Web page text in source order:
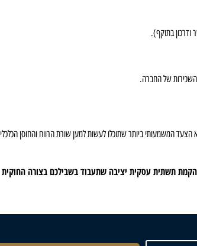
בתוקף).
השכירות של החברה.
המשמעותי ביותר שתוכלו לעשות למען שורת הרווח והחוסן הכלכלי
תשתית עסקית יציבה שתעבוד בשבילכם בצורה החוקית